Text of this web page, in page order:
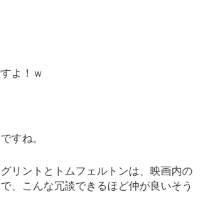
よ！ｗ
すね。
リントとトムフェルトンは、映画内の
、こんな冗談できるほど仲が良いそう